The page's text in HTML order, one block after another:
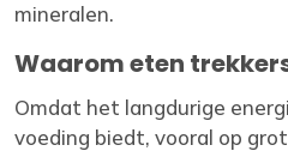
mineralen.
Waarom eten
Omdat het langdurige
voeding biedt, vooral op